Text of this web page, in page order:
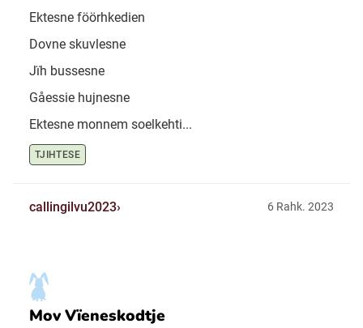
Ektesne föörhkedien
Dovne skuvlesne
Jïh bussesne
Gåessie hujnesne
Ektesne monnem soelkehti...
TJIHTESE
callingilvu2023 6 Rahk. 2023
Mov Vïeneskodtje